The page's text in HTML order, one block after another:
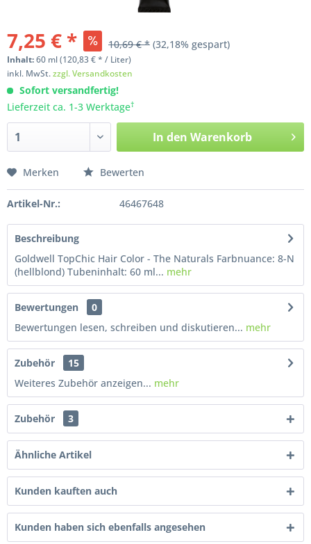
7,25 € * 10,69 € * (32,18% gespart)
Inhalt:60 ml(120,83 € * / Liter)
inkl. MwSt.zzgl. Versandkosten
Sofort versandfertig!
Lieferzeit ca. 1-3 Werktage†
In den Warenkorb
Merken Bewerten
Artikel-Nr.: 46467648
Beschreibung
Goldwell TopChic Hair Color - The Naturals Farbnuance: 8-N
(hellblond) Tubeninhalt: 60 ml... mehr
Bewertungen
0
Bewertungen lesen, schreiben und diskutieren... mehr
Zubehör
15
Weiteres Zubehör anzeigen... mehr
Zubehör 3
Ähnliche Artikel
Kunden kauften auch
Kunden haben sich ebenfalls angesehen